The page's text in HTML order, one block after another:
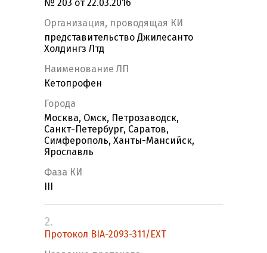
№ 203 от 22.03.2016
Организация, проводящая КИ
представительство Джилесанто
Холдингз Лтд
Наименование ЛП
Кетопрофен
Города
Москва, Омск, Петрозаводск,
Санкт-Петербург, Саратов,
Симферополь, Ханты-Мансийск,
Ярославль
Фаза КИ
2.
Протокол BIA-2093-311/EXT